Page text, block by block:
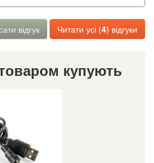
відгук Читати усі (4) відгуки
купують